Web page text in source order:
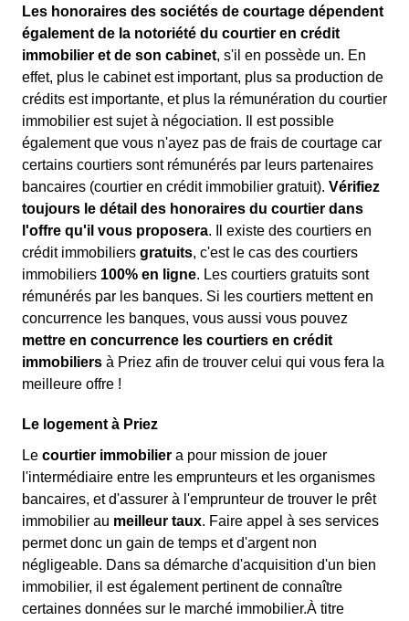
Les honoraires des sociétés de courtage dépendent
également de la notoriété du courtier en crédit
immobilier et de son cabinet, s'il en possède un. En
effet, plus le cabinet est important, plus sa production de
crédits est importante, et plus la rémunération du courtier
immobilier est sujet à négociation. Il est possible
également que vous n'ayez pas de frais de courtage car
certains courtiers sont rémunérés par leurs partenaires
bancaires (courtier en crédit immobilier gratuit). Vérifiez
toujours le détail des honoraires du courtier dans
l'offre qu'il vous proposera. Il existe des courtiers en
crédit immobiliers gratuits, c'est le cas des courtiers
immobiliers 100% en ligne. Les courtiers gratuits sont
rémunérés par les banques. Si les courtiers mettent en
concurrence les banques, vous aussi vous pouvez
mettre en concurrence les courtiers en crédit
immobiliers à Priez afin de trouver celui qui vous fera la
meilleure offre !
Le logement à Priez
Le courtier immobilier a pour mission de jouer
l'intermédiaire entre les emprunteurs et les organismes
bancaires, et d'assurer à l'emprunteur de trouver le prêt
immobilier au meilleur taux. Faire appel à ses services
permet donc un gain de temps et d'argent non
négligeable. Dans sa démarche d'acquisition d'un bien
immobilier, il est également pertinent de connaître
certaines données sur le marché immobilier.À titre